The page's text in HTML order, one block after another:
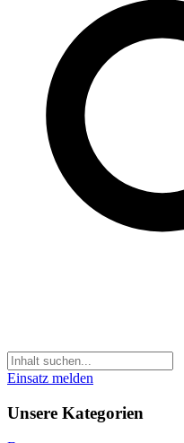
Einsatz melden
Unsere Kategorien